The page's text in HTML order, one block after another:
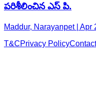
పరిశీలించిన ఎస్ పి.
Maddur, Narayanpet | Apr
T&CPrivacy Policy